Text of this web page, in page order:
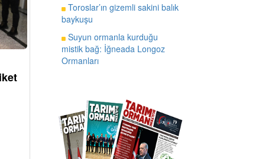
Toroslar’ın gizemli sakini balık
baykuşu
Suyun ormanla kurduğu
mistik bağ: İğneada Longoz
Ormanları